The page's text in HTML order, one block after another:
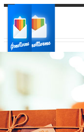
Ваш регион доставки
Выберите из списка: